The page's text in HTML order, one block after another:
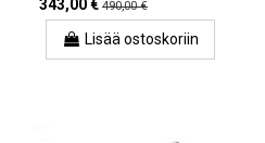
343,00 € 490,00 €
Lisää ostoskoriin